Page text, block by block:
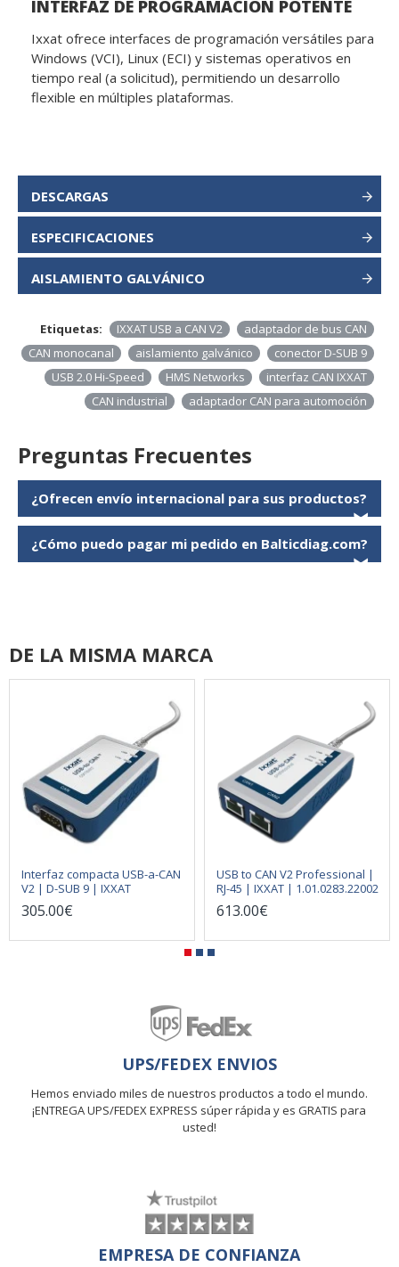
INTERFAZ DE PROGRAMACIÓN POTENTE
Ixxat ofrece interfaces de programación versátiles para
Windows (VCI), Linux (ECI) y sistemas operativos en
tiempo real (a solicitud), permitiendo un desarrollo
flexible en múltiples plataformas.
DESCARGAS
ESPECIFICACIONES
AISLAMIENTO GALVÁNICO
Etiquetas: IXXAT USB a CAN V2
adaptador de bus CAN
CAN monocanal
aislamiento galvánico
conector D-SUB 9
USB 2.0 Hi-Speed
HMS Networks
interfaz CAN IXXAT
CAN industrial
adaptador CAN para automoción
Preguntas Frecuentes
¿Ofrecen envío internacional para sus productos?
❯
¿Cómo puedo pagar mi pedido en Balticdiag.com?
❯
DE LA MISMA MARCA
Interfaz compacta USB-a-CAN
V2 | D-SUB 9 | IXXAT
305.00€
USB to CAN V2 Professional |
RJ-45 | IXXAT | 1.01.0283.22002
613.00€
UPS/FEDEX ENVIOS
Hemos enviado miles de nuestros productos a todo el mundo.
¡ENTREGA UPS/FEDEX EXPRESS súper rápida y es GRATIS para
usted!
EMPRESA DE CONFIANZA